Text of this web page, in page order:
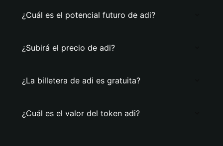
¿Cuál es el potencial futuro de adi?
¿Subirá el precio de adi?
¿La billetera de adi es gratuita?
¿Cuál es el valor del token adi?